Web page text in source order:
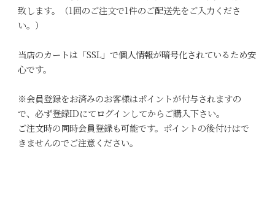
致します。（1回のご注文で1件のご配送先をご入力くださ
い。）
当店のカートは「SSL」で個人情報が暗号化されているため安
心です。
※会員登録をお済みのお客様はポイントが付与されますの
で、必ず登録IDにてログインしてからご購入下さい。
ご注文時の同時会員登録も可能です。ポイントの後付けはで
きませんのでご注意ください。